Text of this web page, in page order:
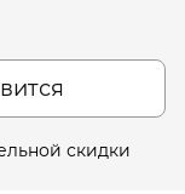
скидки